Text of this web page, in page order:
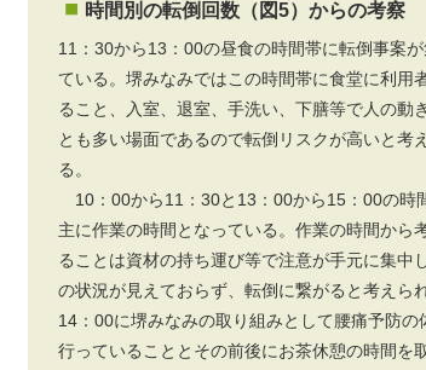
時間別の転倒回数（図5）からの考察
11：30から13：00の昼食の時間帯に転倒事案が
ている。堺みなみではこの時間帯に食堂に利用
ること、入室、退室、手洗い、下膳等で人の動
とも多い場面であるので転倒リスクが高いと考
る。
10：00から11：30と13：00から15：00の時
主に作業の時間となっている。作業の時間から
ることは資材の持ち運び等で注意が手元に集中
の状況が見えておらず、転倒に繋がると考えられ
14：00に堺みなみの取り組みとして腰痛予防の
行っていることとその前後にお茶休憩の時間を